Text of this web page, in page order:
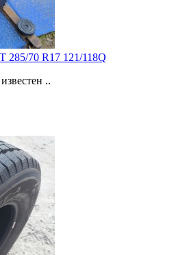
285/70 R17 121/118Q
..